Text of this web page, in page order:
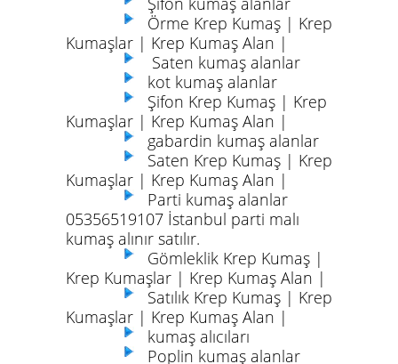
Örme Krep Kumaş | Krep
Kumaşlar | Krep Kumaş Alan |
Saten kumaş alanlar
kot kumaş alanlar
Şifon Krep Kumaş | Krep
Kumaşlar | Krep Kumaş Alan |
gabardin kumaş alanlar
Saten Krep Kumaş | Krep
Kumaşlar | Krep Kumaş Alan |
Parti kumaş alanlar
05356519107 İstanbul parti malı
kumaş alınır satılır.
Gömleklik Krep Kumaş |
Krep Kumaşlar | Krep Kumaş Alan |
Satılık Krep Kumaş | Krep
Kumaşlar | Krep Kumaş Alan |
kumaş alıcıları
Poplin kumaş alanlar